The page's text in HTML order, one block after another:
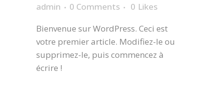
admin
0 Comments 0 Likes
Bienvenue sur WordPress. Ceci est
votre premier article. Modifiez-le ou
supprimez-le, puis commencez à
écrire !